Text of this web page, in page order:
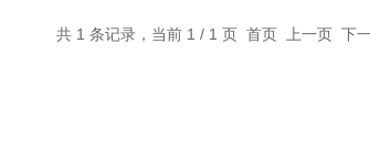
共 1 条记录，当前 1 / 1 页 首页 上一页 下